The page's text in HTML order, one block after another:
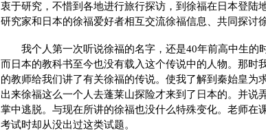
衷于研究，不惜到各地进行旅行探访，到徐福在日本登陆
研究家和日本的徐福爱好者相互交流徐福信息、共同探讨
我个人第一次听说徐福的名字，还是40年前高中生的
而日本的教科书至今也没有载入这个传说中的人物。那时
的教师给我们讲了有关徐福的传说。使我了解到秦始皇
出来徐福这么一个人去蓬莱山探险才来到了日本的。并说
掌中逃脱。与现在所讲的徐福也没什么特殊变化。老师在
考试时却从没出过这类试题。